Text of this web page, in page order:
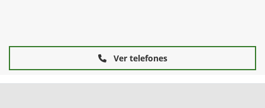
Ver telefones